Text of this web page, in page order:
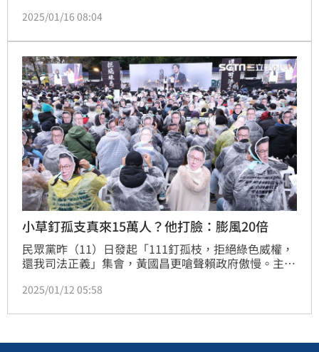
從中抽取佣金，恐涉違反《政治獻金法》。網紅四叉貓
「他們夫妻倆關係是不是不太好？」。
2025/01/16 08:04
小草釘孤支真來15萬人？他打臉：膨風20倍
民眾黨昨（11）日發起「111釘孤枝，拒絕綠色威權，
還我司法正義」集會，黃國昌更嗆聲賴政府傲慢。主辦
實際上到底來多少人，似乎是眾說紛紜。其中，熟悉民
字，至少比實際多了20倍」。
2025/01/12 05:58